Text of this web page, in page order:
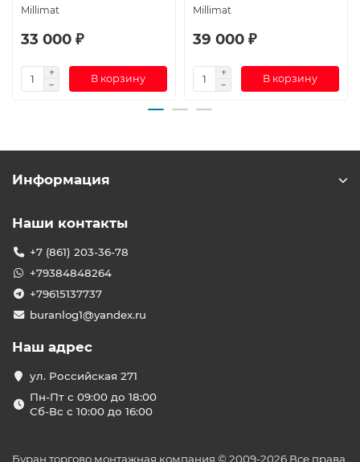
Millimat
33 000 ₽
В корзину
Millimat
39 000 ₽
В корзину
Информация
Наши контакты
+7 (861) 203-36-78
+79384848264
+79615137737
buranlog1@yandex.ru
Наш адрес
ул. Российская 271
Пн-Пт с 09:00 до 18:00
Сб-Вс с 10:00 до 16:00
Буран торгово монтажная компания © 2009-2026 Все права